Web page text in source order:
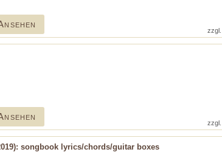
zzgl.
zzgl.
songbook lyrics/chords/guitar boxes